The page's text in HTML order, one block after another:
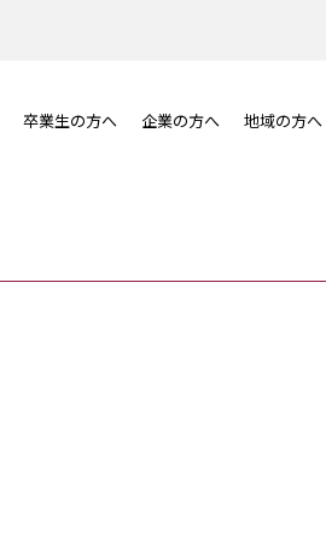
卒業生の方へ 企業の方へ 地域の方へ